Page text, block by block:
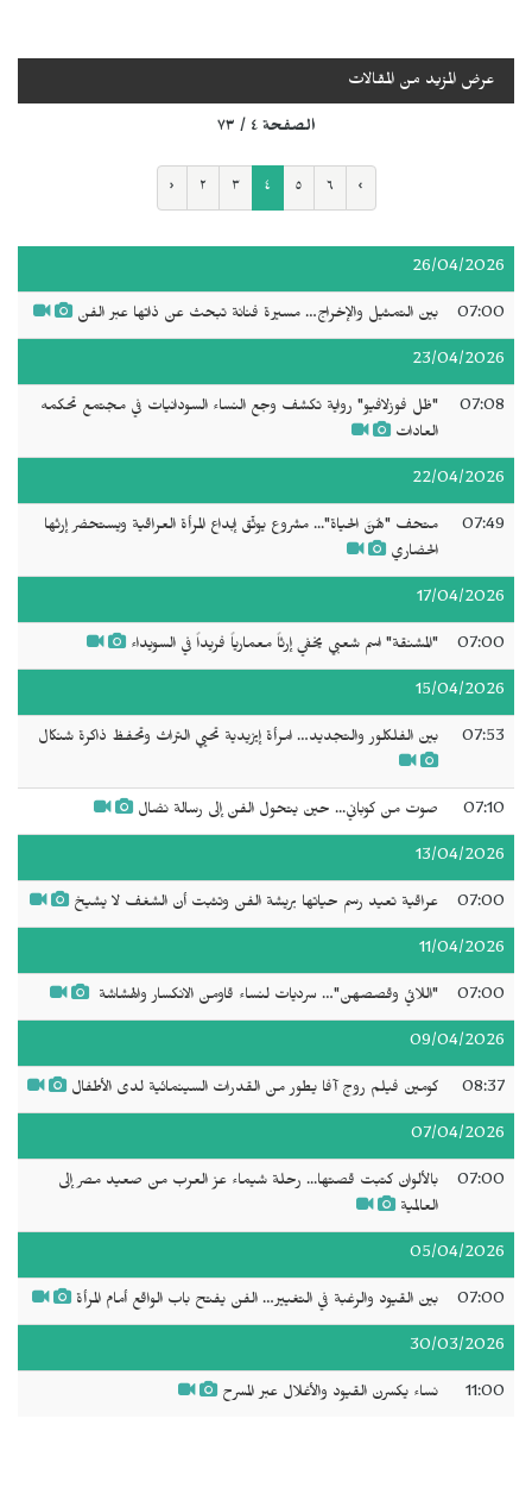
عرض المزيد من المقالات
الصفحة ٤ / ٧٣
‹ ٢ ٣ ٤ ٥ ٦ ›
26/04/2026
07:00 بين التمثيل والإخراج… مسيرة فنانة تبحث عن ذاتها عبر الفن
23/04/2026
07:08
"ظل فوزلافيو" رواية تكشف وجع النساء السودانيات في مجتمع تحكمه
العادات
22/04/2026
07:49
متحف "هُنَّ الحياة"... مشروع يوثّق إبداع المرأة العراقية ويستحضر إرثها
الحضاري
17/04/2026
07:00 "المشنقة" اسم شعبي يخفي إرثاً معمارياً فريداً في السويداء
15/04/2026
07:53 بين الفلكلور والتجديد… امرأة إيزيدية تحيي التراث وتحفظ ذاكرة شنكال
07:10 صوت من كوباني... حين يتحول الفن إلى رسالة نضال
13/04/2026
07:00 عراقية تعيد رسم حياتها بريشة الفن وتثبت أن الشغف لا يشيخ
11/04/2026
07:00 "‬اللائي وقصصهن‫"…‬ سرديات لنساء قاومن الانكسار والهشاشة ‬‬‬‬
09/04/2026
08:37 كومين فيلم روج آفا يطور من القدرات السينمائية لدى الأطفال
07/04/2026
07:00
بالألوان كتبت قصتها... رحلة شيماء عز العرب من صعيد مصر إلى
العالمية
05/04/2026
07:00 بين القيود والرغبة في التغيير… الفن يفتح باب الواقع أمام المرأة
30/03/2026
11:00 نساء يكسرن القيود والأغلال عبر المسرح